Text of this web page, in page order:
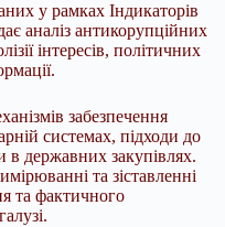
у рамках Індикаторів
аналіз антикорупційних
інтересів, політичних
забезпечення
системах, підходи до
державних закупівлях.
та зіставленні
та фактичного